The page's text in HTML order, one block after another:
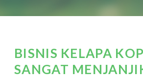
BISNIS KELAPA
SANGAT